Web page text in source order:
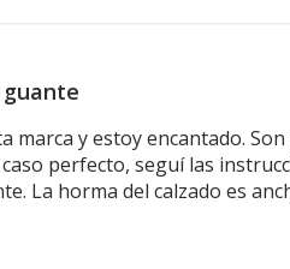
guante
marca y estoy encantado.
perfecto, seguí las
La horma del calzado es